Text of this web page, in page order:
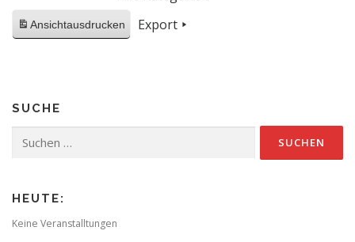
Ansichtausdrucken Export
SUCHE
nach:
HEUTE:
Keine Veranstalltungen